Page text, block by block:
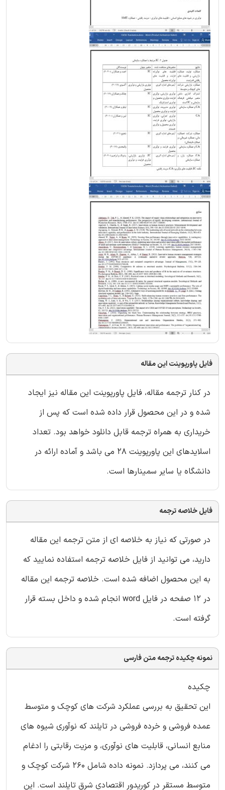
فایل پاورپوینت این مقاله
در کنار ترجمه مقاله، فایل پاورپوینت این مقاله نیز ایجاد
شده و در این محصول قرار داده شده است که پس از
خریداری به همراه ترجمه قابل دانلود خواهد بود. تعداد
اسلایدهای این پاورپوینت 28 می باشد و آماده ارائه در
دانشگاه یا سایر سمینارها است.
فایل خلاصه ترجمه
در صورتی که نیاز به خلاصه ای از متن ترجمه این مقاله
دارید، می توانید از فایل خلاصه ترجمه استفاده نمایید که
به این محصول اضافه شده است. خلاصه ترجمه این مقاله
در 12 صفحه در فایل word انجام شده و داخل بسته قرار
گرفته است.
نمونه چکیده ترجمه متن فارسی
چکیده
این تحقیق به بررسی عملکرد شرکت های کوچک و متوسط
عمده فروشی و خرده فروشی در تایلند که نوآوری شیوه های
منابع انسانی، قابلیت های نوآوری، و مزیت رقابتی را ادغام
می کنند، می پردازد. نمونه داده شامل 260 شرکت کوچک و
متوسط مستقر در کوریدور اقتصادی شرق تایلند است. این